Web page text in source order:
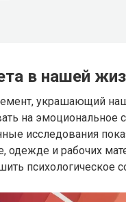
в нашей
украшающий
на эмоциональное
исследования
и рабочих
психологическое